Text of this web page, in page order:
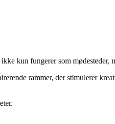
kun fungerer som mødesteder,
rammer, der stimulerer